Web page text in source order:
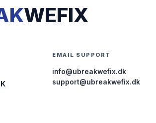
WEFIX
EMAIL SUPPORT
info@ubreakwefix.dk
support@ubreakwefix.dk